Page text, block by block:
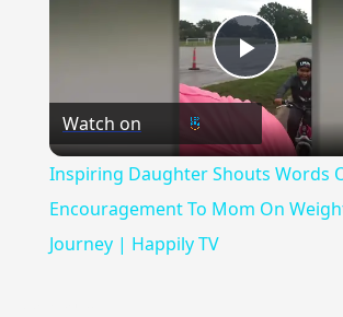
Play
Video
Watch on
Inspiring Daughter Shouts Words
Encouragement To Mom On
Journey | Happily TV